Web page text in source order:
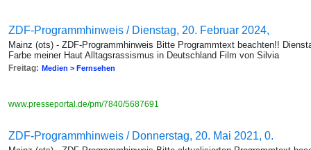
ZDF-Programmhinweis / Dienstag, 20. Februar 2024,
Mainz (ots) - ZDF-Programmhinweis Bitte Programmtext beachten!!
Farbe meiner Haut Alltagsrassismus in Deutschland Film von Silvia
Freitag: Medien > Fernsehen
www.presseportal.de/pm/7840/5687691
ZDF-Programmhinweis / Donnerstag, 20. Mai 2021, 0.